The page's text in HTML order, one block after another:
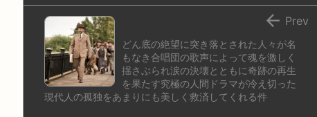
どん底の絶望に突き落とされた人々が名
もなき合唱団の歌声によって魂を激しく
揺さぶられ涙の決壊とともに奇跡の再生
を果たす究極の人間ドラマが冷え切った
現代人の孤独をあまりにも美しく救済してくれる件
 Prev